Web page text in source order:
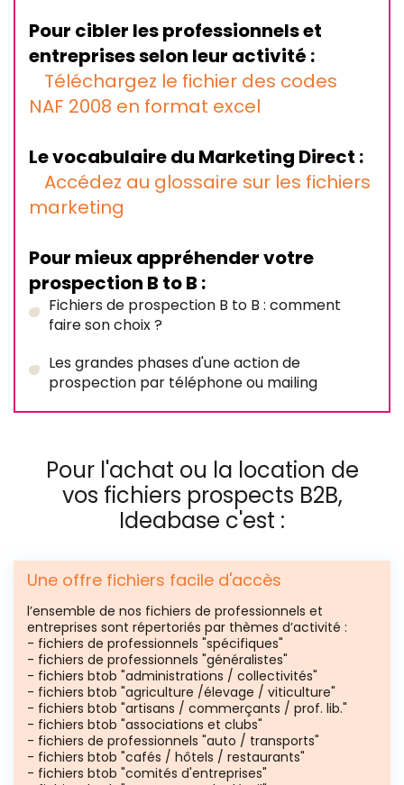
Pour cibler les professionnels et
entreprises selon leur activité :
Téléchargez le fichier des codes
NAF 2008 en format excel
Le vocabulaire du Marketing Direct :
Accédez au glossaire sur les fichiers
marketing
Pour mieux appréhender votre
prospection B to B :
Fichiers de prospection B to B : comment
faire son choix ?
Les grandes phases d'une action de
prospection par téléphone ou mailing
Pour l'achat ou la location de
vos fichiers prospects B2B,
Ideabase c'est :
Une offre fichiers facile d'accès
l’ensemble de nos fichiers de professionnels et
entreprises sont répertoriés par thèmes d’activité :
- fichiers de professionnels "spécifiques"
- fichiers de professionnels "généralistes"
- fichiers btob "administrations / collectivités"
- fichiers btob "agriculture /élevage / viticulture"
- fichiers btob "artisans / commerçants / prof. lib."
- fichiers btob "associations et clubs"
- fichiers de professionnels "auto / transports"
- fichiers btob "cafés / hôtels / restaurants"
- fichiers btob "comités d'entreprises"